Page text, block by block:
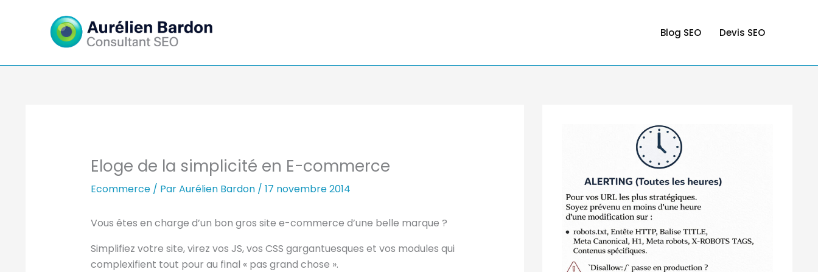
Blog SEO Devis SEO
Eloge de la simplicité en E-commerce
Ecommerce/ ParAurélien Bardon / 17 novembre 2014
Vous êtes en charge d’un bon gros site e-commerce d’une belle marque ?
Simplifiez votre site, virez vos JS, vos CSS gargantuesques et vos modules qui
complexifient tout pour au final « pas grand chose ».